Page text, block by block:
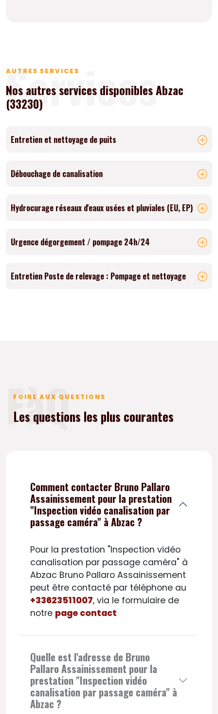
Services
AUTRES SERVICES
Nos autres services disponibles Abzac
(33230)
Entretien et nettoyage de puits
Débouchage de canalisation
Hydrocurage réseaux d'eaux usées et pluviales (EU, EP)
Urgence dégorgement / pompage 24h/24
Entretien Poste de relevage : Pompage et nettoyage
FàQ
FOIRE AUX QUESTIONS
Les questions les plus courantes
Comment contacter Bruno Pallaro
Assainissement pour la prestation
"Inspection vidéo canalisation par
passage caméra" à Abzac ?
Pour la prestation "Inspection vidéo
canalisation par passage caméra" à
Abzac Bruno Pallaro Assainissement
peut être contacté par téléphone au
+33623511007, via le formulaire de
notre page contact
Quelle est l'adresse de Bruno
Pallaro Assainissement pour la
prestation "Inspection vidéo
canalisation par passage caméra" à
Abzac ?